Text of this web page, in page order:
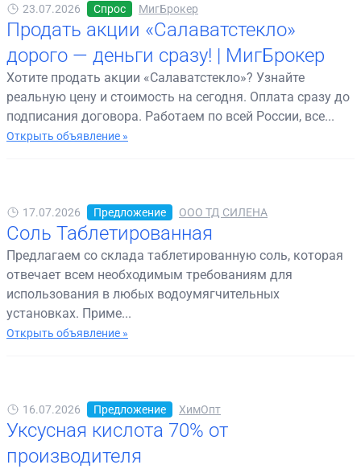
23.07.2026 Спрос МигБрокер
Продать акции «Салаватстекло»
дорого — деньги сразу! | МигБрокер
Хотите продать акции «Салаватстекло»? Узнайте
реальную цену и стоимость на сегодня. Оплата сразу до
подписания договора. Работаем по всей России, все...
Открыть объявление »
17.07.2026 Предложение ООО ТД СИЛЕНА
Соль Таблетированная
Предлагаем со склада таблетированную соль, которая
отвечает всем необходимым требованиям для
использования в любых водоумягчительных
установках. Приме...
Открыть объявление »
16.07.2026 Предложение ХимОпт
Уксусная кислота 70% от
производителя